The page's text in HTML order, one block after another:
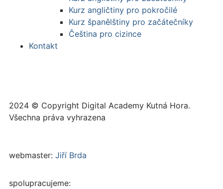
Kurz angličtiny pro pokročilé
Kurz španělštiny pro začátečníky
Čeština pro cizince
Kontakt
2024 © Copyright Digital Academy Kutná Hora.
Všechna práva vyhrazena
webmaster: Jiří Brda
spolupracujeme: